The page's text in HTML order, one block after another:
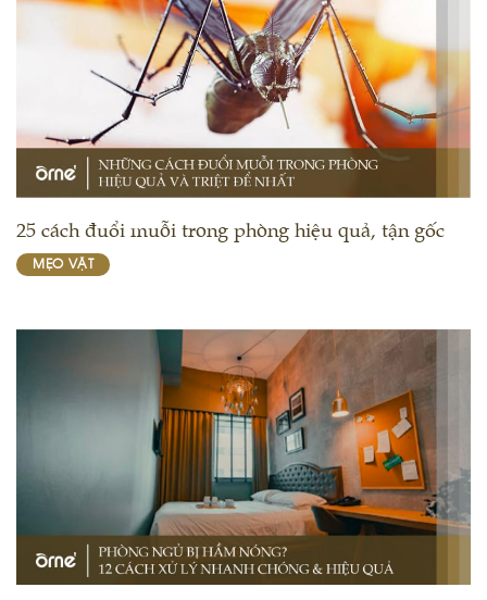
MẸO VẶT
25 cách đuổi muỗi trong phòng hiệu quả, tận gốc